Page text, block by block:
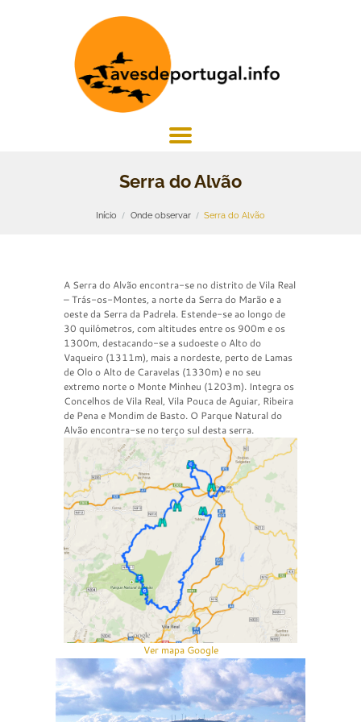
Serra do Alvão
Início Onde observar Serra do Alvão
A Serra do Alvão encontra-se no distrito de Vila Real
– Trás-os-Montes, a norte da Serra do Marão e a
oeste da Serra da Padrela. Estende-se ao longo de
30 quilómetros, com altitudes entre os 900m e os
1300m, destacando-se a sudoeste o Alto do
Vaqueiro (1311m), mais a nordeste, perto de Lamas
de Olo o Alto de Caravelas (1330m) e no seu
extremo norte o Monte Minheu (1203m). Integra os
Concelhos de Vila Real, Vila Pouca de Aguiar, Ribeira
de Pena e Mondim de Basto. O Parque Natural do
Alvão encontra-se no terço sul desta serra.
Ver mapa Google